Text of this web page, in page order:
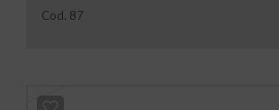
Cod. 87